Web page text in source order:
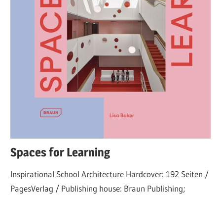
Spaces for Learning
Inspirational School Architecture Hardcover: 192 Seiten /
PagesVerlag / Publishing house: Braun Publishing;